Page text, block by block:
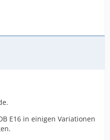
E16 in einigen Variationen